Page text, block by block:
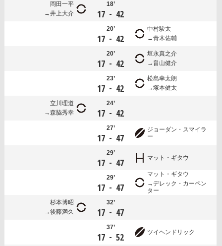
岡田一平
井上大介
18’
17 - 42
20’
17 - 42
中村駿太
青木佑輔
20’
17 - 42
垣永真之介
畠山健介
23’
17 - 42
松島幸太朗
塚本健太
立川理道
森脇秀幸
24’
17 - 42
27’
17 - 47
ジョーダン・スマイラ
ー
29’
17 - 47 マット・ギタウ
29’
17 - 47
マット・ギタウ
デレック・カーペン
ター
杉本博昭
後藤満久
32’
17 - 47
37’
17 - 52 ツイヘンドリック